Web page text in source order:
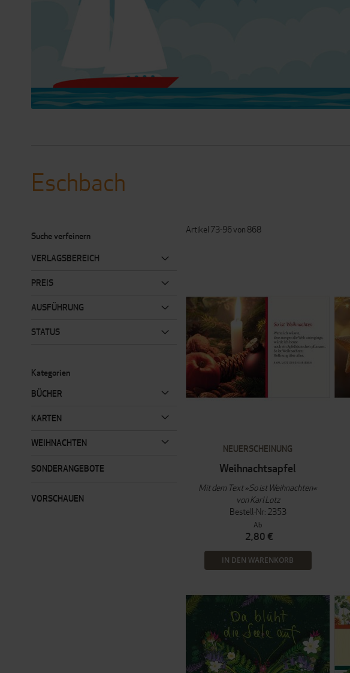
Eschbach
Artikel73-96von 868
NEUERSCHEINUNG
Weihnachtsapfel
Mit dem Text »So ist Weihnachten«
von Karl Lotz
Bestell-Nr: 2353
Ab
2,80 €
IN DEN WARENKORB
Suche verfeinern
VERLAGSBEREICH
PREIS
AUSFÜHRUNG
STATUS
Kategorien
BÜCHER
KARTEN
WEIHNACHTEN
SONDERANGEBOTE
VORSCHAUEN